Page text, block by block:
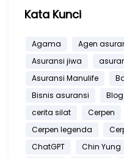
Kata Kunci
Agama Agen
Asuransi jiwa
Asuransi Manulife
Bisnis asuransi
Blog
cerita silat
Cerpen
Cerpen legenda
ChatGPT
Chin Yung